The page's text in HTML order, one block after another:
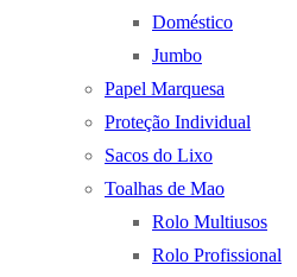
Doméstico
Jumbo
Papel Marquesa
Proteção Individual
Sacos do Lixo
Toalhas de Mao
Rolo Multiusos
Rolo Profissional